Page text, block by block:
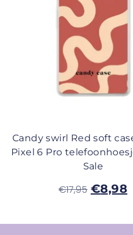
Candy swirl Red soft
Pixel 6 Pro
Sale
€17,95 €8,98